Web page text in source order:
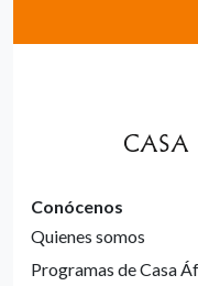
Conócenos
Quienes somos
Programas de Casa